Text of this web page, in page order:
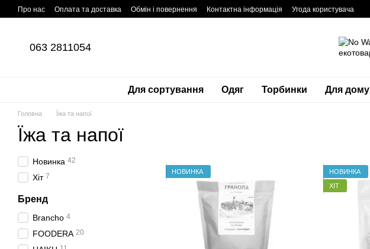
Перейти до основного контенту
Про нас Оплата та доставка Обмін і повернення Контактна інформація Угода користувача
063 2811054
Для сортування Одяг Торбинки Для дому
Головна Їжа та напої
Їжа та напої
НОВИНКА
НОВИНКА
ХІТ
Новинка 42
Хіт 7
Бренд
Brancho 4
FOODERA 20